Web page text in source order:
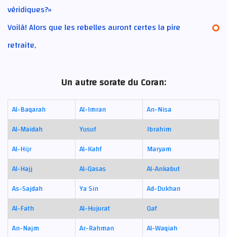
véridiques?»
Voilà! Alors que les rebelles auront certes la pire
retraite,
Un autre sorate du Coran:
Al-Baqarah Al-Imran
An-Nisa
Al-Maidah
Yusuf
Ibrahim
Al-Hijr
Al-Kahf
Maryam
Al-Hajj
Al-Qasas
Al-Ankabut
As-Sajdah
Ya Sin
Ad-Dukhan
Al-Fath
Al-Hujurat
Qaf
An-Najm
Ar-Rahman
Al-Waqiah